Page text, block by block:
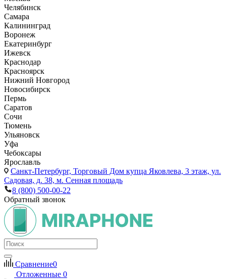
Челябинск
Самара
Калининград
Воронеж
Екатеринбург
Ижевск
Краснодар
Красноярск
Нижний Новгород
Новосибирск
Пермь
Саратов
Сочи
Тюмень
Ульяновск
Уфа
Чебоксары
Ярославль
Санкт-Петербург, Торговый Дом купца Яковлева, 3 этаж, ул.
Садовая, д. 38, м. Сенная площадь
8 (800) 500-00-22
Обратный звонок
Сравнение0
Отложенные 0